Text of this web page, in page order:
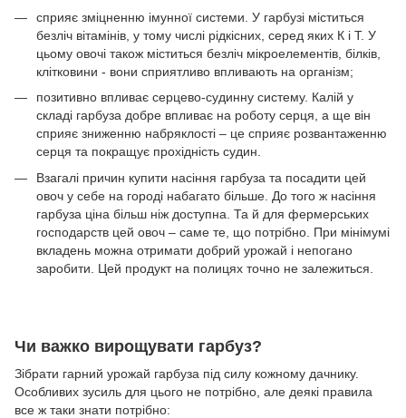
сприяє зміцненню імунної системи. У гарбузі міститься
безліч вітамінів, у тому числі рідкісних, серед яких К і Т. У
цьому овочі також міститься безліч мікроелементів, білків,
клітковини - вони сприятливо впливають на організм;
позитивно впливає серцево-судинну систему. Калій у
складі гарбуза добре впливає на роботу серця, а ще він
сприяє зниженню набряклості – це сприяє розвантаженню
серця та покращує прохідність судин.
Взагалі причин купити насіння гарбуза та посадити цей
овоч у себе на городі набагато більше. До того ж насіння
гарбуза ціна більш ніж доступна. Та й для фермерських
господарств цей овоч – саме те, що потрібно. При мінімумі
вкладень можна отримати добрий урожай і непогано
заробити. Цей продукт на полицях точно не залежиться.
Чи важко вирощувати гарбуз?
Зібрати гарний урожай гарбуза під силу кожному дачнику.
Особливих зусиль для цього не потрібно, але деякі правила
все ж таки знати потрібно: